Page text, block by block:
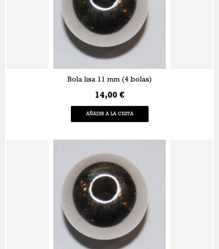
Bola lisa 11 mm (4 bolas)
14,00 €
AÑADIR A LA CESTA